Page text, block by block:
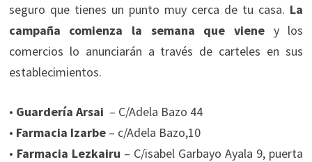
seguro que tienes un punto muy cerca de tu casa. La
campaña comienza la semana que vieney los
comercios lo anunciarán a través de carteles en sus
establecimientos.
• Guardería Arsai – C/Adela Bazo 44
• Farmacia Izarbe– c/Adela Bazo,10
• Farmacia Lezkairu – C/isabel Garbayo Ayala 9, puerta